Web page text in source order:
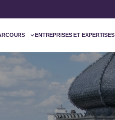
ENTREPRISES ET EXPERTISES